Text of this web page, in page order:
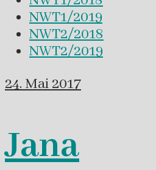
NWT1/2019
NWT2/2018
NWT2/2019
24. Mai 2017
Jana